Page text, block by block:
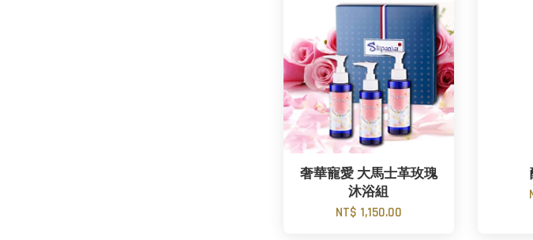
奢華寵愛 大馬士革玫瑰
沐浴組
NT$ 1,150.00